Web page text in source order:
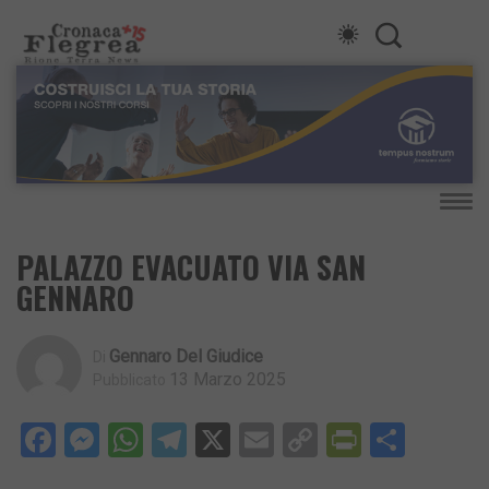
PALAZZO EVACUATO VIA SAN
GENNARO
Gennaro Del Giudice
13 Marzo 2025
Facebook
Messenger
WhatsApp
Telegram
X EmailCopy